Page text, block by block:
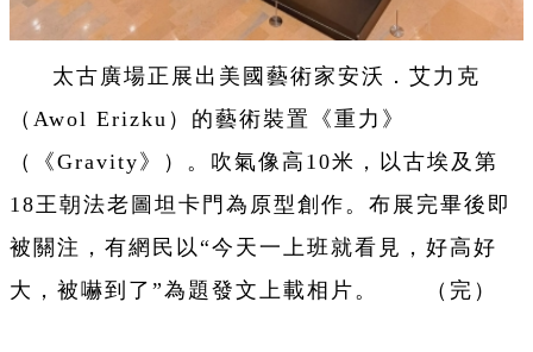
太古廣場正展出美國藝術家安沃．艾力克
（Awol Erizku）的藝術裝置《重力》
（《Gravity》）。吹氣像高10米，以古埃及第
18王朝法老圖坦卡門為原型創作。布展完畢後即
被關注，有網民以“今天一上班就看見，好高好
大，被嚇到了”為題發文上載相片。 （完）